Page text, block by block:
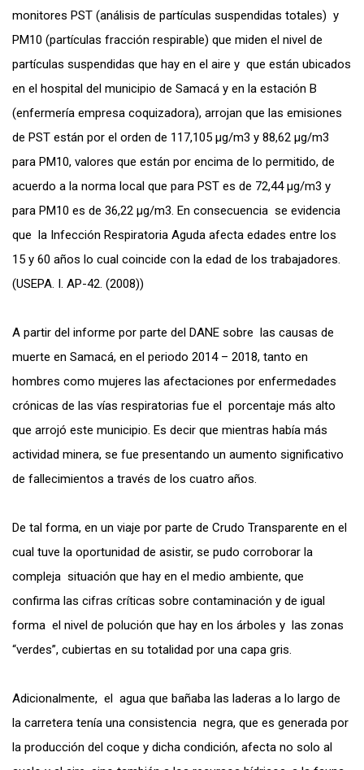
monitores PST (análisis de partículas suspendidas totales) y
PM10 (partículas fracción respirable) que miden el nivel de
partículas suspendidas que hay en el aire y que están ubicados
en el hospital del municipio de Samacá y en la estación B
(enfermería empresa coquizadora), arrojan que las emisiones
de PST están por el orden de 117,105 µg/m3 y 88,62 µg/m3
para PM10, valores que están por encima de lo permitido, de
acuerdo a la norma local que para PST es de 72,44 µg/m3 y
para PM10 es de 36,22 µg/m3. En consecuencia se evidencia
que la Infección Respiratoria Aguda afecta edades entre los
15 y 60 años lo cual coincide con la edad de los trabajadores.
(USEPA. I. AP-42. (2008))
A partir del informe por parte del DANE sobre las causas de
muerte en Samacá, en el periodo 2014 – 2018, tanto en
hombres como mujeres las afectaciones por enfermedades
crónicas de las vías respiratorias fue el porcentaje más alto
que arrojó este municipio. Es decir que mientras había más
actividad minera, se fue presentando un aumento significativo
de fallecimientos a través de los cuatro años.
De tal forma, en un viaje por parte de Crudo Transparente en el
cual tuve la oportunidad de asistir, se pudo corroborar la
compleja situación que hay en el medio ambiente, que
confirma las cifras críticas sobre contaminación y de igual
forma el nivel de polución que hay en los árboles y las zonas
“verdes”, cubiertas en su totalidad por una capa gris.
Adicionalmente, el agua que bañaba las laderas a lo largo de
la carretera tenía una consistencia negra, que es generada por
la producción del coque y dicha condición, afecta no solo al